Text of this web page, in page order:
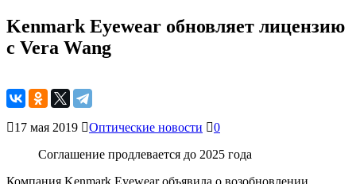
Kenmark Eyewear обновляет лицензию
с Vera Wang
17 мая 2019 Оптические новости
0
Соглашение продлевается до 2025 года
Компания Kenmark Eyewear объявила о возобновлении